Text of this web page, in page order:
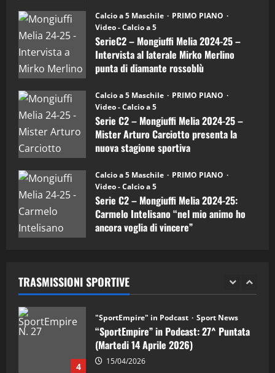
6)
–
Intervista
a
mister
Arturo
Carciotto
(Mongiuffi
Calcio a 5 Maschile
PRIMO PIANO
Video - Calcio a 5
SerieC2 – Mongiuffi Melia 2024-25 –
Intervista al laterale Mirko Merlino
punta di diamante rossoblù
Calcio a 5 Maschile
PRIMO PIANO
Video - Calcio a 5
Serie C2 – Mongiuffi Melia 2024-25 –
Mister Arturo Carciotto presenta la
nuova stagione sportiva
Calcio a 5 Maschile
PRIMO PIANO
Video - Calcio a 5
Serie C2 – Mongiuffi Melia 2024-25:
Carmelo Intelisano “nel mio animo ho
ancora voglia di vincere”
TRASMISSIONI SPORTIVE
“SportEmpire” in Podcast: 26^ Puntata
(Martedi 07 Aprile 2026)
08/04/2026
1
“SportEmpire” in Podcast: 30^ Puntata
(Martedi 05 Maggio 2026)
08/05/2026
“SportEmpire” in Podcast: 29^ Puntata
(Martedi 28 Aprile 2026)
28/04/2026
3 21/04/2026
4
"SportEmpire" in Podcast Sport News
“SportEmpire” in Podcast: 27^ Puntata
(Martedi 14 Aprile 2026)
15/04/2026